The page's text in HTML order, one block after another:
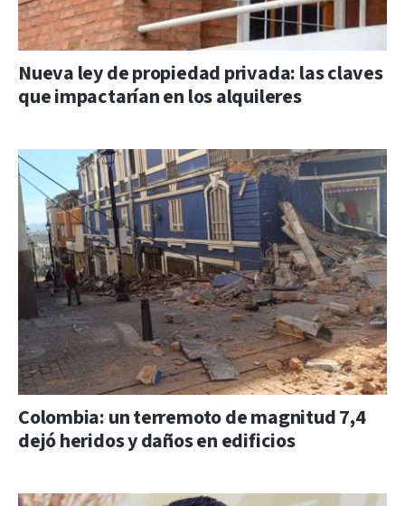
Nueva ley de propiedad privada: las claves
que impactarían en los alquileres
Colombia: un terremoto de magnitud 7,4
dejó heridos y daños en edificios